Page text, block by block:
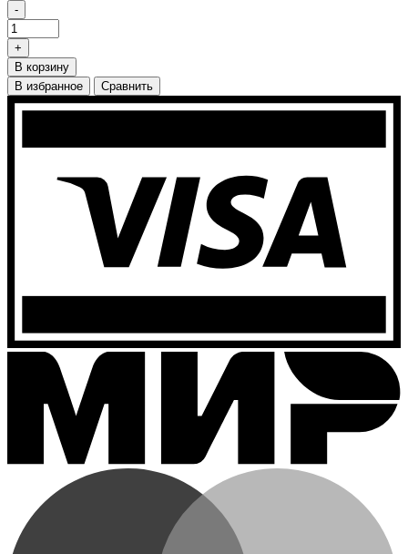
-
+
В корзину
В избранное
Сравнить